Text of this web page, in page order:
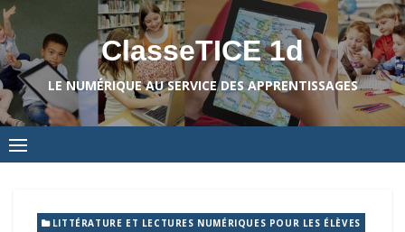
Skip
to
content
ClasseTICE 1d
LE NUMÉRIQUE AU SERVICE DES APPRENTISSAGES
LITTÉRATURE ET LECTURES NUMÉRIQUES POUR LES ÉLÈVES